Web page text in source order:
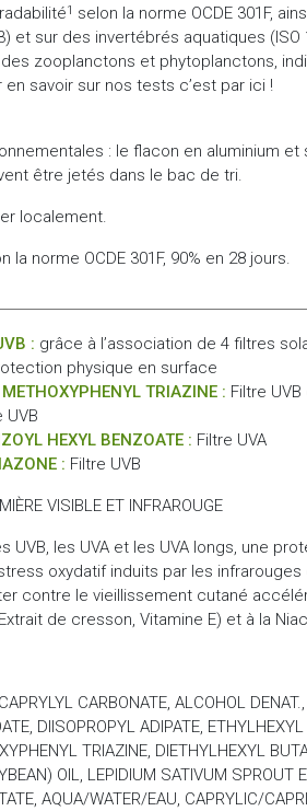
1
selon la norme OCDE 301F,
et sur des invertébrés aquatiques (ISO
zooplanctons et phytoplanctons,
savoir sur nos tests c’est par ici !
: le flacon en aluminium et
être jetés dans le bac de tri.
localement.
norme OCDE 301F, 90% en 28 jours.
: grâce à l’association de 4 filtres
physique en surface
TRIAZINE : Filtre UVB
UVB
HEXYL BENZOATE : Filtre UVA
: Filtre UVB
VISIBLE ET INFRAROUGE
UVB, les UVA et les UVA longs, une
oxydatif induits par les infrarouges
contre le vieillissement cutané
de cresson, Vitamine E) et à la
CARBONATE, ALCOHOL
DIISOPROPYL ADIPATE,
TRIAZINE, DIETHYLHEXYL
OIL, LEPIDIUM SATIVUM SPROUT
AQUA/WATER/EAU, CAPRYLIC/